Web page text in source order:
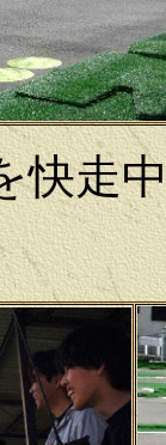
快走